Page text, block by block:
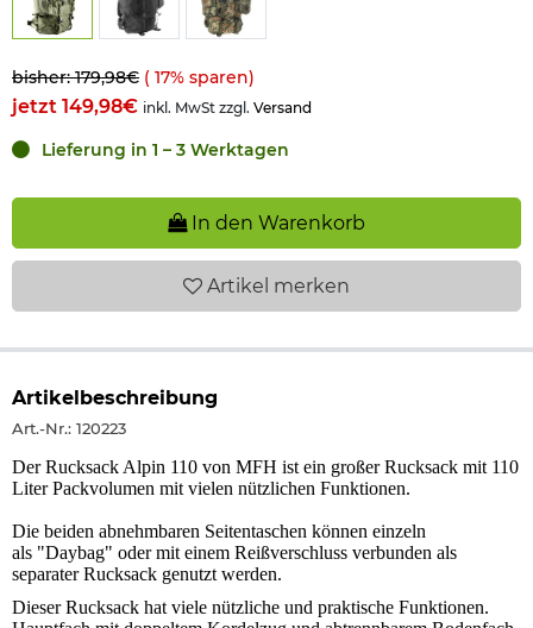
bisher: 179,98€ ( 17% sparen)
jetzt 149,98€ inkl. MwSt zzgl. Versand
Lieferung in 1 – 3 Werktagen
In den Warenkorb
Artikel merken
Artikelbeschreibung
Art.-Nr.: 120223
Der Rucksack Alpin 110 von MFH ist ein großer Rucksack mit 110
Liter Packvolumen mit vielen nützlichen Funktionen.
Die beiden abnehmbaren Seitentaschen können einzeln
als "Daybag" oder mit einem Reißverschluss verbunden als
separater Rucksack genutzt werden.
Dieser Rucksack hat viele nützliche und praktische Funktionen.